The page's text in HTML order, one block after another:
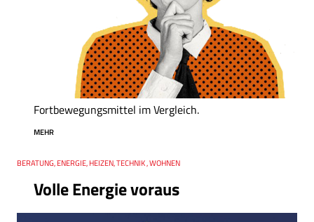
Fortbewegungsmittel im Vergleich.
MEHR
Volle Energie voraus
Thema
BERATUNG, ENERGIE, HEIZEN, TECHNIK , WOHNEN